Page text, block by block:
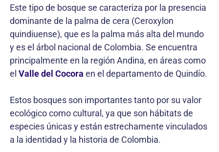
Este tipo de bosque se caracteriza por la presencia
dominante de la palma de cera (Ceroxylon
quindiuense), que es la palma más alta del mundo
y es el árbol nacional de Colombia. Se encuentra
principalmente en la región Andina, en áreas como
el Valle del Cocora en el departamento de Quindío.
Estos bosques son importantes tanto por su valor
ecológico como cultural, ya que son hábitats de
especies únicas y están estrechamente vinculados
a la identidad y la historia de Colombia.